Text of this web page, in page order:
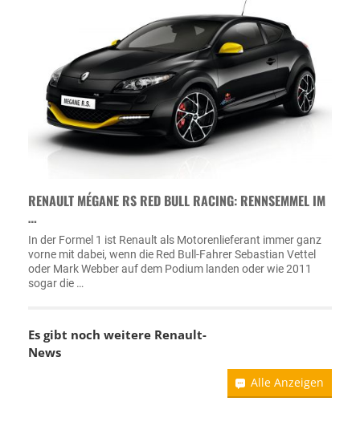
RENAULT MÉGANE RS RED BULL RACING: RENNSEMMEL IM
…
In der Formel 1 ist Renault als Motorenlieferant immer ganz
vorne mit dabei, wenn die Red Bull-Fahrer Sebastian Vettel
oder Mark Webber auf dem Podium landen oder wie 2011
sogar die …
Es gibt noch weitere Renault-
News
Alle Anzeigen